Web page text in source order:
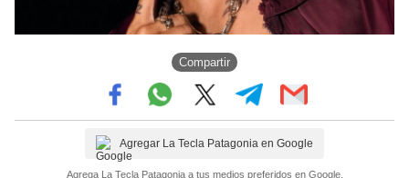
Compartir
Agregar La Tecla Patagonia en Google
Agrega La Tecla Patagonia a tus medios preferidos en Google.